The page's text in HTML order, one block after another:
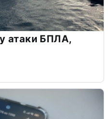
атаки БПЛА,